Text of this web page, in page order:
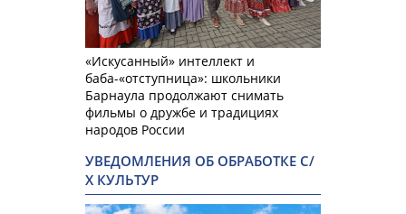
«Искусанный» интеллект и
баба-«отступница»: школьники
Барнаула продолжают снимать
фильмы о дружбе и традициях
народов России
УВЕДОМЛЕНИЯ ОБ ОБРАБОТКЕ С/
Х КУЛЬТУР